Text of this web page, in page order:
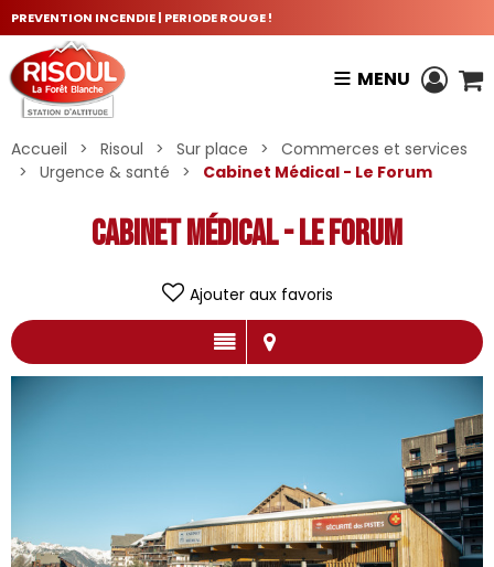
PREVENTION INCENDIE | PERIODE ROUGE !
MENU
Accueil > Risoul > Sur place >
Commerces et services
>
Urgence & santé > Cabinet Médical - Le Forum
Cabinet Médical - Le Forum
Ajouter aux favoris